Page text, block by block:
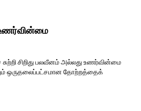
சிறிது பலவீனம் அல்லது உணர்வின்மை
ஒருதலைப்பட்சமான தோற்றத்தைக்